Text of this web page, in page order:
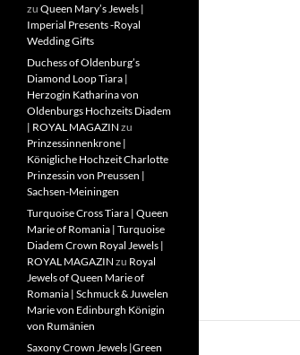
zu Queen Mary’s Jewels |
Imperial Presents -Royal
Wedding Gifts
Duchess of Oldenburg’s
Diamond Loop Tiara |
Herzogin Katharina von
Oldenburgs Hochzeits Diadem
| ROYAL MAGAZIN zu
Prinzessinnenkrone |
Königliche Hochzeit Charlotte
Prinzessin von Preussen |
Sachsen-Meiningen
Turquoise Cross Tiara | Queen
Marie of Romania | Turquoise
Diadem Crown Royal Jewels |
ROYAL MAGAZIN zu Royal
Jewels of Queen Marie of
Romania | Schmuck & Juwelen
Marie von Edinburgh Königin
von Rumänien
Saxony Crown Jewels |Green